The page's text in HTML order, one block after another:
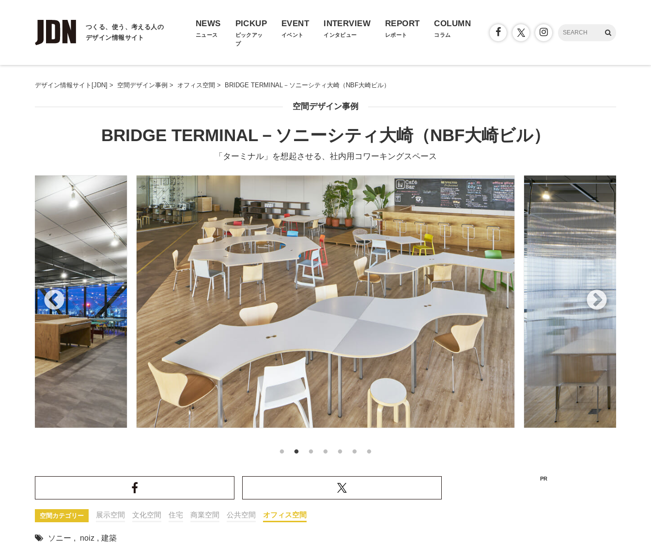
つくる、使う、考える人の
デザイン情報サイト
NEWS
ニュース
PICKUP
ピックアッ
プ
EVENT
イベント
INTERVIEW
インタビュー
REPORT
レポート
COLUMN
コラム
デザイン情報サイト[JDN] > 空間デザイン事例 > オフィス空間 > BRIDGE TERMINAL－ソニーシティ大崎（NBF大崎ビル）
空間デザイン事例
BRIDGE TERMINAL－ソニーシティ大崎（NBF大崎ビル）
「ターミナル」を想起させる、社内用コワーキングスペース
空間カテゴリー 展示空間 文化空間 住宅 商業空間 公共空間 オフィス空間
ソニー , noiz , 建築
PR